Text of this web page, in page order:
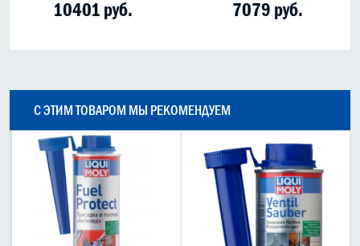
10401 руб. 7079 руб.
С ЭТИМ ТОВАРОМ МЫ РЕКОМЕНДУЕМ